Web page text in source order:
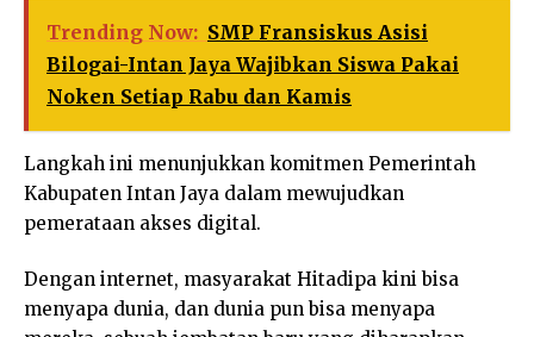
Trending Now: SMP Fransiskus Asisi
Bilogai-Intan Jaya Wajibkan Siswa Pakai
Noken Setiap Rabu dan Kamis
Langkah ini menunjukkan komitmen Pemerintah
Kabupaten Intan Jaya dalam mewujudkan
pemerataan akses digital.
Dengan internet, masyarakat Hitadipa kini bisa
menyapa dunia, dan dunia pun bisa menyapa